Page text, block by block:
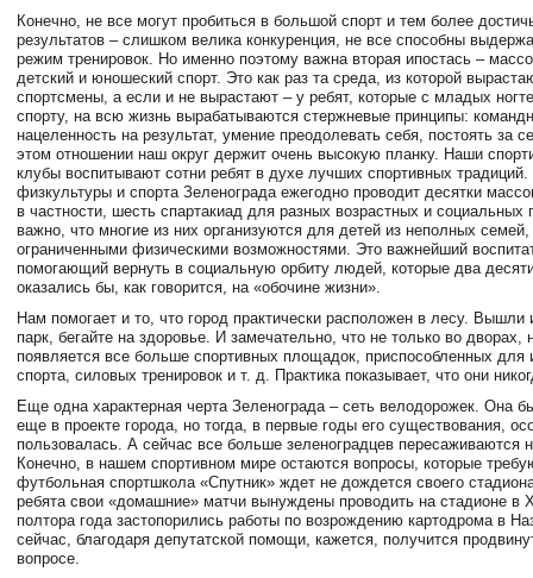
Конечно, не все могут пробиться в большой спорт и тем более
результатов – слишком велика конкуренция, не все способны
режим тренировок. Но именно поэтому важна вторая ипостась –
детский и юношеский спорт. Это как раз та среда, из которой
спортсмены, а если и не вырастают – у ребят, которые с младых
спорту, на всю жизнь вырабатываются стержневые принципы:
нацеленность на результат, умение преодолевать себя, постоять за
этом отношении наш округ держит очень высокую планку. Наши
клубы воспитывают сотни ребят в духе лучших спортивных
физкультуры и спорта Зеленограда ежегодно проводит десятки
в частности, шесть спартакиад для разных возрастных и социальных
важно, что многие из них организуются для детей из неполных
ограниченными физическими возможностями. Это важнейший
помогающий вернуть в социальную орбиту людей, которые два
оказались бы, как говорится, на «обочине жизни».
Нам помогает и то, что город практически расположен в лесу. Вышли
парк, бегайте на здоровье. И замечательно, что не только во дворах,
появляется все больше спортивных площадок, приспособленных для
спорта, силовых тренировок и т. д. Практика показывает, что они
Еще одна характерная черта Зеленограда – сеть велодорожек. Она
еще в проекте города, но тогда, в первые годы его существования,
пользовалась. А сейчас все больше зеленоградцев пересаживаются
Конечно, в нашем спортивном мире остаются вопросы, которые
футбольная спортшкола «Спутник» ждет не дождется своего
ребята свои «домашние» матчи вынуждены проводить на стадионе в
полтора года застопорились работы по возрождению картодрома в
сейчас, благодаря депутатской помощи, кажется, получится
вопросе.